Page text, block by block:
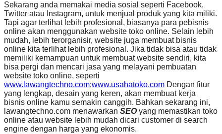
Sekarang anda memakai media sosial seperti Facebook,
Twitter atau Instagram, untuk menjual produk yang kita miliki.
Tapi agar terlihat lebih profesional, biasanya para pebisnis
online akan menggunakan website toko online. Selain lebih
mudah, lebih terorganisir, website juga membuat bisnis
online kita terlihat lebih profesional. Jika tidak bisa atau tidak
memiliki kemampuan untuk membuat website sendiri, kita
bisa pergi dan mencari jasa yang melayani pembuatan
website toko online, seperti
www.lawangtechno.com;www.usahatoko.com Dengan fitur
yang lengkap, desain yang keren, akan membuat kerja
bisnis online kamu semakin canggih. Bahkan sekarang ini,
lawangtechno.com menawarkan SEOyang memastikan toko
online atau website lebih mudah dicari customer di search
engine dengan harga yang ekonomis.